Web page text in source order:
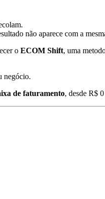
não aparece com a
o ECOM Shift, uma
negócio.
de faturamento, desde R$